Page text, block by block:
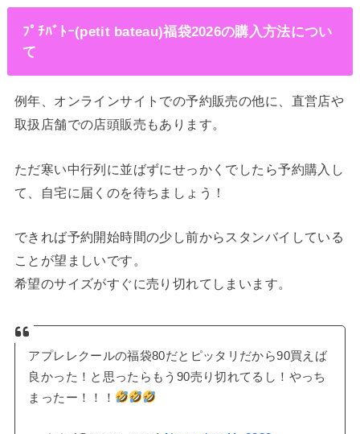
ﾌﾟﾁﾊﾞﾄｰ(petit bateau)福袋2026の購入方法につい
て
例年、オンラインサイトでの予約販売の他に、直営店や
取扱店舗での店頭販売もあります。
ただ寒い中行列に並ばずにせっかくでしたら予約購入し
て、自宅に届くのを待ちましょう！
できれば予約開始時間の少し前からスタンバイしている
ことが望ましいです。
希望のサイズがすぐに売り切れてしまいます。
アプレレクールの福袋80だとピッタリだから90買えば
良かった！と思ったらもう90売り切れてるし！やっち
まったー！！！